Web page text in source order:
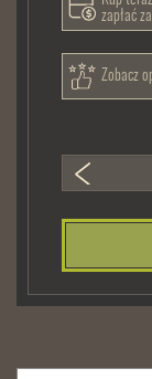
zapłać
Zobacz